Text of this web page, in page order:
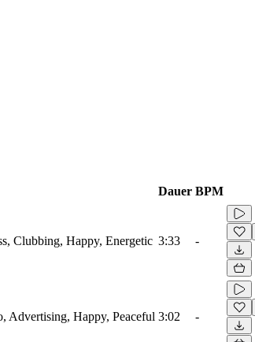
Dauer BPM
Clubbing, Happy, Energetic 3:33 -
Advertising, Happy, Peaceful 3:02 -